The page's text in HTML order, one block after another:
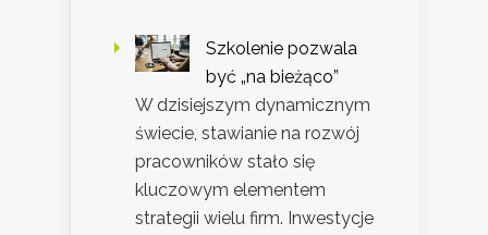
Szkolenie pozwala
być „na bieżąco”
W dzisiejszym dynamicznym
świecie, stawianie na rozwój
pracowników stało się
kluczowym elementem
strategii wielu firm. Inwestycje